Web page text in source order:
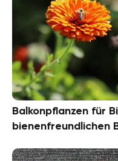
Balkonpflanzen für
bienenfreundlichen